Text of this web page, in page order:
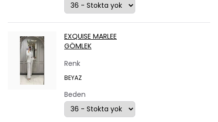
EXQUISE MARLEE
GÖMLEK
Renk
BEYAZ
Beden